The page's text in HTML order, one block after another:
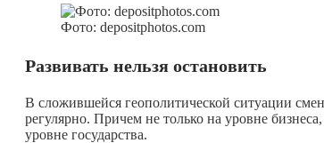
Фото: depositphotos.com
Развивать нельзя остановить
В сложившейся геополитической ситуации
регулярно. Причем не только на уровне
уровне государства.